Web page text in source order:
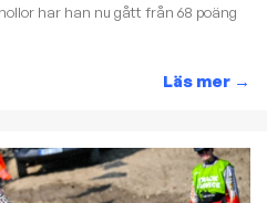
har han nu gått från 68 poäng
Läs mer →